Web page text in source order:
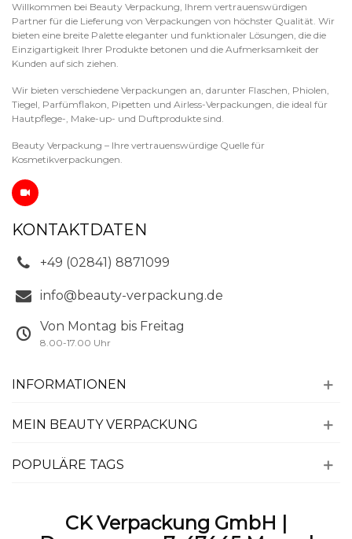
Willkommen bei Beauty Verpackung, Ihrem vertrauenswürdigen
Partner für die Lieferung von Verpackungen von höchster Qualität. Wir
bieten eine breite Palette eleganter und funktionaler Lösungen, die die
Einzigartigkeit Ihrer Produkte betonen und die Aufmerksamkeit der
Kunden auf sich ziehen.
Wir bieten verschiedene Verpackungen an, darunter Flaschen, Phiolen,
Tiegel, Parfümflakon, Pipetten und Airless-Verpackungen, die ideal für
Hautpflege-, Make-up- und Duftprodukte sind.
Beauty Verpackung – Ihre vertrauenswürdige Quelle für
Kosmetikverpackungen.
KONTAKTDATEN
+49 (02841) 8871099
info@beauty-verpackung.de
Von Montag bis Freitag
8.00-17.00 Uhr
INFORMATIONEN
MEIN BEAUTY VERPACKUNG
POPULÄRE TAGS
CK Verpackung GmbH |